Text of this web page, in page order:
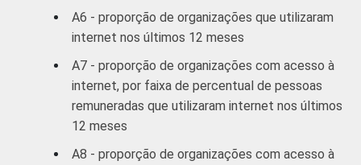
A6 - proporção de organizações que utilizaram
internet nos últimos 12 meses
A7 - proporção de organizações com acesso à
internet, por faixa de percentual de pessoas
remuneradas que utilizaram internet nos últimos
12 meses
A8 - proporção de organizações com acesso à